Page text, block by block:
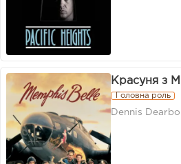
Красуня з
Головна роль
Dennis